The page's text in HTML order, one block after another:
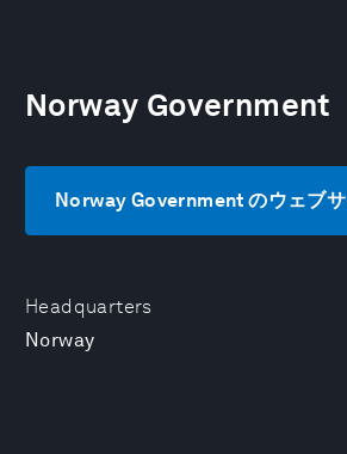
Headquarters
Norway
Norway Government
Norway Government のウェブ